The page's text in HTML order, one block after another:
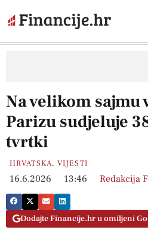
Na velikom sajmu
Parizu sudjeluje
tvrtki
HRVATSKA,VIJESTI
16.6.2026 13:46 Redakcija
Dodajte Financije.hr u omiljeni